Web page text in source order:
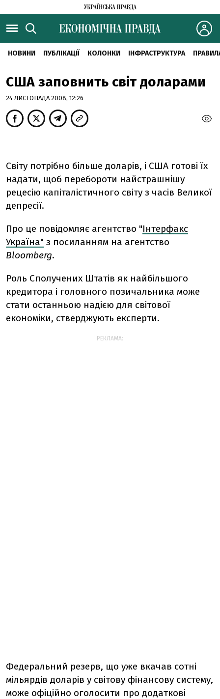
НОВИНИ ПУБЛІКАЦІЇ КОЛОНКИ ІНФРАСТРУКТУРА
США заповнить світ доларами
24 ЛИСТОПАДА 2008, 12:26
Світу потрібно більше доларів, і США готові їх
надати, щоб перебороти найстрашнішу
рецесію капіталістичного світу з часів Великої
депресії.
Про це повідомляє агентство "Інтерфакс
Україна" з посиланням на агентство
Bloomberg.
Роль Сполучених Штатів як найбільшого
кредитора і головного позичальника може
стати останньою надією для світової
економіки, стверджують експерти.
РЕКЛАМА:
Федеральний резерв, що уже вкачав сотні
мільярдів доларів у світову фінансову систему,
може офіційно оголосити про додаткові